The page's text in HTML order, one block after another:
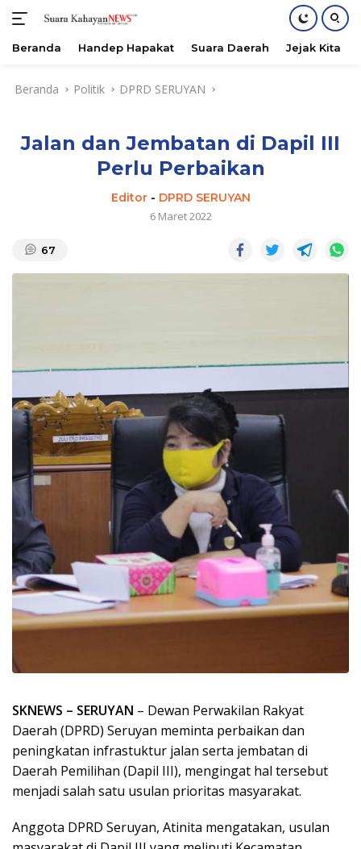
Beranda Handep Hapakat Suara Daerah Jejak Kita
Beranda Politik DPRD SERUYAN
Jalan dan Jembatan di Dapil III
Perlu Perbaikan
Editor- DPRD SERUYAN
6 Maret 2022
67
SKNEWS – SERUYAN – Dewan Perwakilan Rakyat
Daerah (DPRD) Seruyan meminta perbaikan dan
peningkatan infrastuktur jalan serta jembatan di
Daerah Pemilihan (Dapil III), mengingat hal tersebut
menjadi salah satu usulan prioritas masyarakat.
Anggota DPRD Seruyan, Atinita mengatakan, usulan